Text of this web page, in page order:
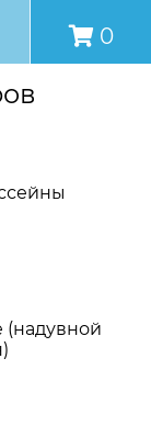
0
(надувной